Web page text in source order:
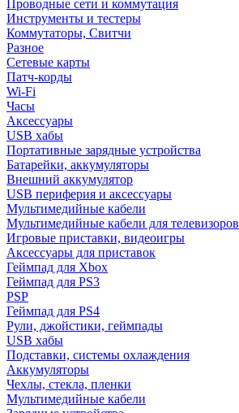
Проводные сети и коммутация
Инструменты и тестеры
Коммутаторы, Свитчи
Разное
Сетевые карты
Патч-корды
Wi-Fi
Часы
Аксессуары
USB хабы
Портативные зарядные устройства
Батарейки, аккумуляторы
Внешний аккумулятор
USB периферия и аксессуары
Мультимедийные кабели
Мультимедийные кабели для телевизоров
Игровые приставки, видеоигры
Аксессуары для приставок
Геймпад для Xbox
Геймпад для PS3
PSP
Геймпад для PS4
Рули, джойстики, геймпады
USB хабы
Подставки, системы охлаждения
Аккумуляторы
Чехлы, стекла, пленки
Мультимедийные кабели